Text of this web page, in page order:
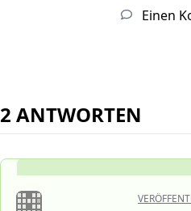
Einen
2 ANTWORTEN